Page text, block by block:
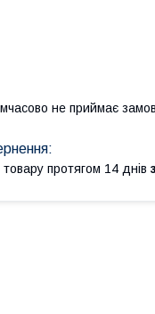
не приймає
протягом 14 днів